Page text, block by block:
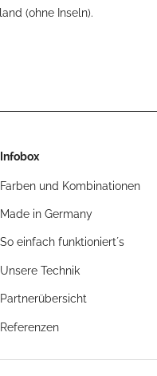
(ohne Inseln).
Infobox
Farben und Kombinationen
Made in Germany
So einfach funktioniert´s
Unsere Technik
Partnerübersicht
Referenzen